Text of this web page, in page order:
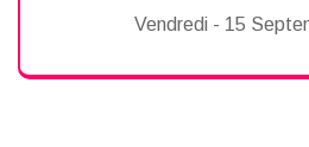
Vendredi - 15